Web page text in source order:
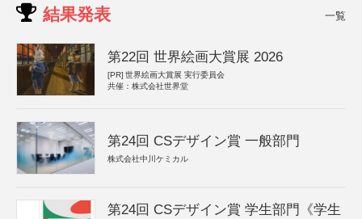
結果発表 一覧
第22回 世界絵画大賞展 2026
[PR] 世界絵画大賞展 実行委員会
共催：株式会社世界堂
第24回 CSデザイン賞 一般部門
株式会社中川ケミカル
第24回 CSデザイン賞 学生部門《学生